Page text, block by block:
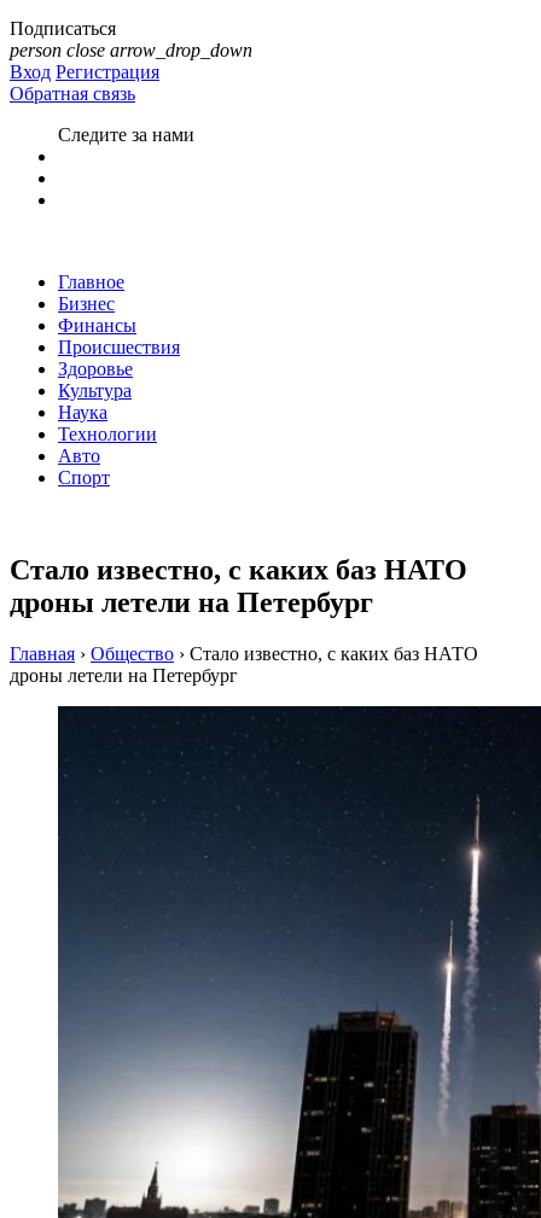
Подписаться
person close arrow_drop_down
Вход Регистрация
Обратная связь
Следите за нами
Главное
Бизнес
Финансы
Происшествия
Здоровье
Культура
Наука
Технологии
Авто
Спорт
Стало известно, с каких баз НАТО
дроны летели на Петербург
Главная › Общество › Стало известно, с каких баз НАТО
дроны летели на Петербург